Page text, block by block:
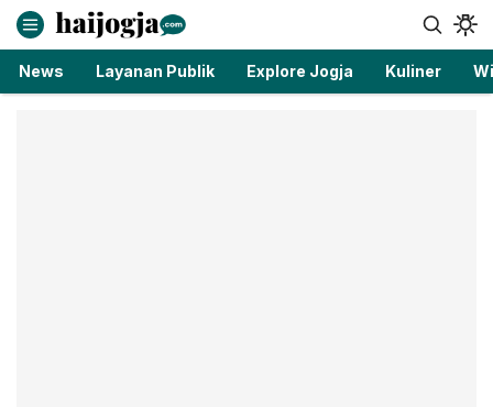
haijogja.com
Berita Jogja Terbaru dan Terkini
News Layanan Publik Explore Jogja Kuliner